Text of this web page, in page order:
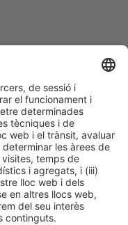
de privacitat